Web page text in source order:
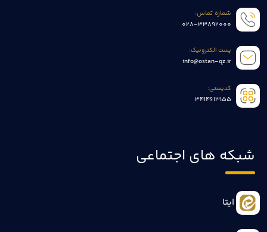
شماره تماس:
028-33892000
پست الکترونیک:
info@ostan-qz.ir
کدپستی:
3414613155
شبکه های اجتماعی
ایتا